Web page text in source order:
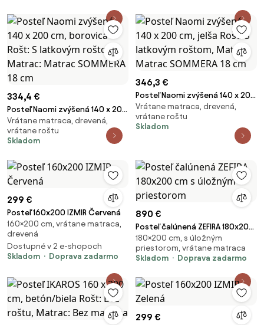
334,4 €
Posteľ Naomi zvýšená 140 x 200
cm, borovica Rošt: S latkovým
roštom, Matrac: Matrac
SOMMERA 18 cm
Vrátane matraca, drevená,
vrátane roštu
Skladom
346,3 €
Posteľ Naomi zvýšená 140 x 200
cm, jelša Rošt: S latkovým
roštom, Matrac: Matrac
SOMMERA 18 cm
Vrátane matraca, drevená,
vrátane roštu
Skladom
299 €
Posteľ 160x200 IZMIR Červená
160×200 cm, vrátane matraca,
drevená
Dostupné v 2 e-shopoch
Skladom
Doprava zadarmo
890 €
Posteľ čalúnená ZEFIRA 180x200
cm s úložným priestorom
180×200 cm, s úložným
priestorom, vrátane matraca
Skladom
Doprava zadarmo
299 €